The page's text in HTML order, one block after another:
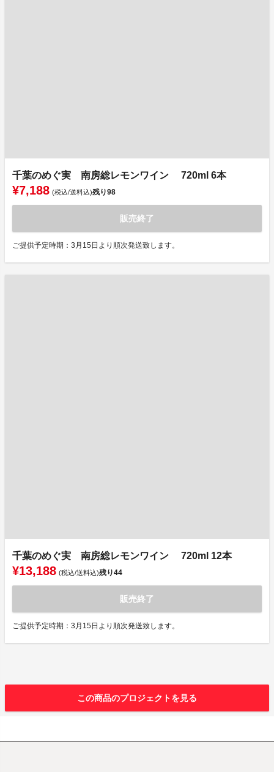
千葉のめぐ実 南房総レモンワイン 720ml 6本
¥7,188 (税込/送料込)残り98
販売終了
ご提供予定時期：3月15日より順次発送致します。
千葉のめぐ実 南房総レモンワイン 720ml 12本
¥13,188 (税込/送料込)残り44
販売終了
ご提供予定時期：3月15日より順次発送致します。
この商品のプロジェクトを見る